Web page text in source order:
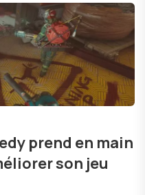
prend en main
son jeu